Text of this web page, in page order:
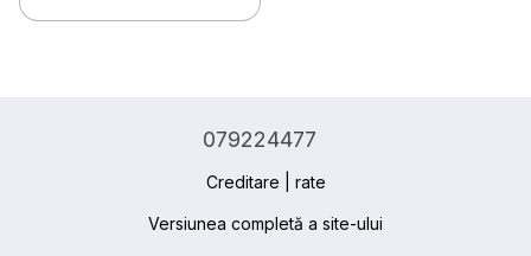
079224477
Creditare | rate
Versiunea completă a site-ului